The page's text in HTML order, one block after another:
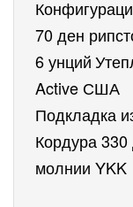
70 ден
6 унций
Active США
Подкладка
Кордура 330
молнии YKK